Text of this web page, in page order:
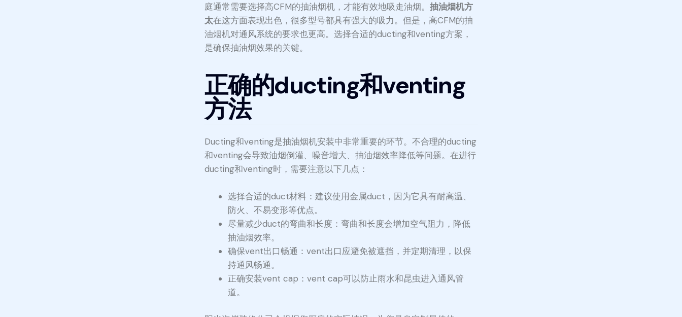
庭通常需要选择高CFM的抽油烟机，才能有效地吸走油烟。抽油烟机方
太在这方面表现出色，很多型号都具有强大的吸力。但是，高CFM的抽
油烟机对通风系统的要求也更高。选择合适的ducting和venting方案，
是确保抽油烟效果的关键。
正确的ducting和venting
方法
Ducting和venting是抽油烟机安装中非常重要的环节。不合理的ducting
和venting会导致油烟倒灌、噪音增大、抽油烟效率降低等问题。在进行
ducting和venting时，需要注意以下几点：
选择合适的duct材料：建议使用金属duct，因为它具有耐高温、
防火、不易变形等优点。
尽量减少duct的弯曲和长度：弯曲和长度会增加空气阻力，降低
抽油烟效率。
确保vent出口畅通：vent出口应避免被遮挡，并定期清理，以保
持通风畅通。
正确安装vent cap：vent cap可以防止雨水和昆虫进入通风管
道。